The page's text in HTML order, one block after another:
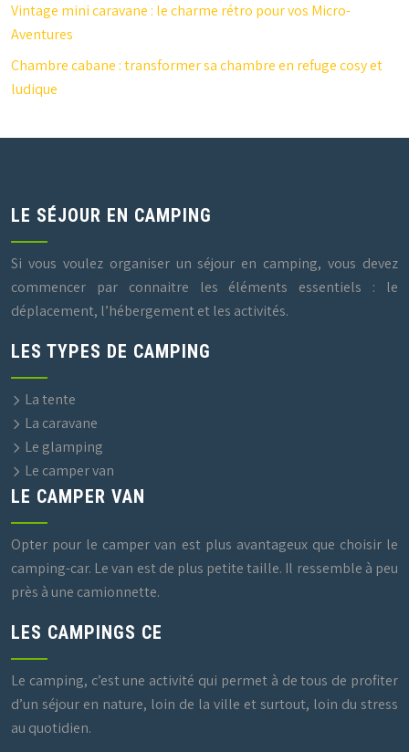
Vintage mini caravane : le charme rétro pour vos Micro-
Aventures
Chambre cabane : transformer sa chambre en refuge cosy et
ludique
LE SÉJOUR EN CAMPING
Si vous voulez organiser un séjour en camping, vous devez
commencer par connaitre les éléments essentiels : le
déplacement, l’hébergement et les activités.
LES TYPES DE CAMPING
La tente
La caravane
Le glamping
Le camper van
LE CAMPER VAN
Opter pour le camper van est plus avantageux que choisir le
camping-car. Le van est de plus petite taille. Il ressemble à peu
près à une camionnette.
LES CAMPINGS CE
Le camping, c’est une activité qui permet à de tous de profiter
d’un séjour en nature, loin de la ville et surtout, loin du stress
au quotidien.